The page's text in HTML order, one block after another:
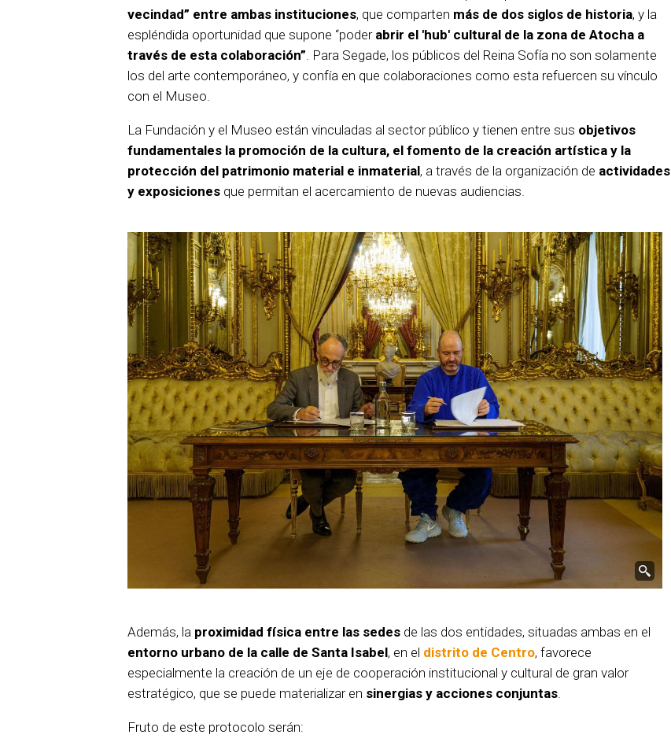
vecindad” entre ambas instituciones, que comparten más de dos siglos de historia, y la
espléndida oportunidad que supone “poder abrir el 'hub' cultural de la zona de Atocha a
través de esta colaboración”. Para Segade, los públicos del Reina Sofía no son solamente
los del arte contemporáneo, y confía en que colaboraciones como esta refuercen su vínculo
con el Museo.
La Fundación y el Museo están vinculadas al sector público y tienen entre sus objetivos
fundamentales la promoción de la cultura, el fomento de la creación artística y la
protección del patrimonio material e inmaterial, a través de la organización de actividades
y exposiciones que permitan el acercamiento de nuevas audiencias.
Además, la proximidad física entre las sedes de las dos entidades, situadas ambas en el
entorno urbano de la calle de Santa Isabel, en el distrito de Centro, favorece
especialmente la creación de un eje de cooperación institucional y cultural de gran valor
estratégico, que se puede materializar en sinergias y acciones conjuntas.
Fruto de este protocolo serán: